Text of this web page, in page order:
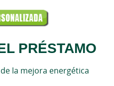
PRÉSTAMO
la mejora energética